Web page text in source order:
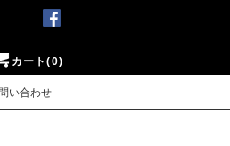
カート(0)
い合わせ